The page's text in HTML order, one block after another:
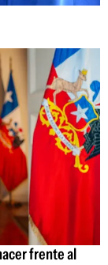
frente al